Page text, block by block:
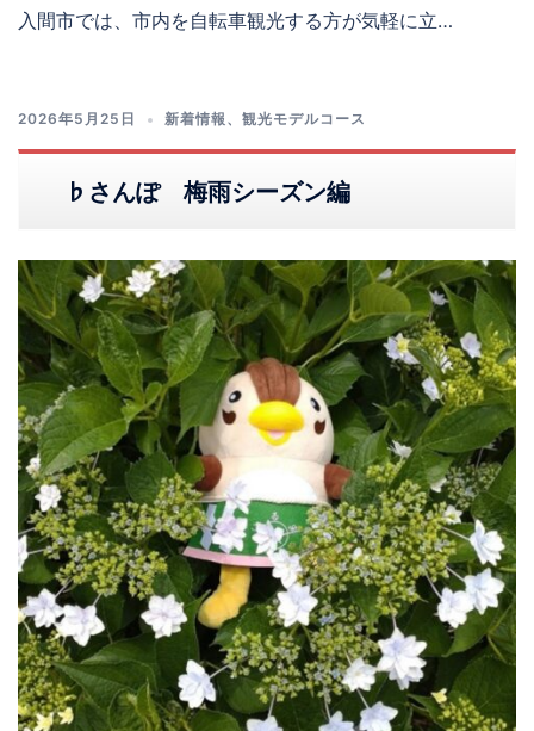
入間市では、市内を自転車観光する方が気軽に立…
2026年5月25日 新着情報 、 観光モデルコース
♭さんぽ 梅雨シーズン編